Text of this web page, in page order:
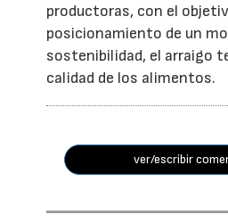
productoras, con el
posicionamiento de un
sostenibilidad, el arraigo
calidad de los alimentos.
ver/escribir